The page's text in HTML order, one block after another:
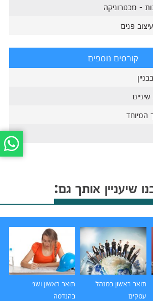
- מכטרוניקה
פנים
קורסים נוספים
המיוחד
שיעניין אותך גם:
תואר ראשון במנהל
עסקים
תואר ראשון ושני
בהנדסה